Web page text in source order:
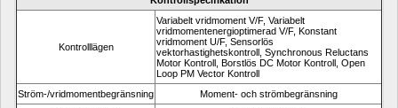
Kontrolllägen
Variabelt vridmoment V/F, Variabelt
vridmomentenergioptimerad V/F, Konstant
vridmoment U/F, Sensorlös
vektorhastighetskontroll, Synchronous Reluctans
Motor Kontroll, Borstlös DC Motor Kontroll, Open
Loop PM Vector Kontroll
Ström-/vridmomentbegränsning
Moment- och strömbegränsning